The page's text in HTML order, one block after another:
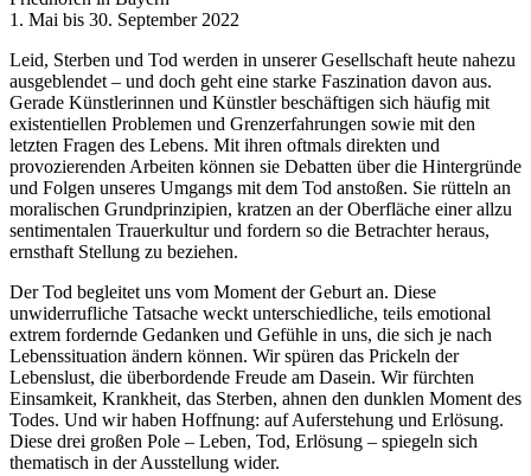
1. Mai bis 30. September 2022
Leid, Sterben und Tod werden in unserer Gesellschaft heute nahezu
ausgeblendet – und doch geht eine starke Faszination davon aus.
Gerade Künstlerinnen und Künstler beschäftigen sich häufig mit
existentiellen Problemen und Grenzerfahrungen sowie mit den
letzten Fragen des Lebens. Mit ihren oftmals direkten und
provozierenden Arbeiten können sie Debatten über die Hintergründe
und Folgen unseres Umgangs mit dem Tod anstoßen. Sie rütteln an
moralischen Grundprinzipien, kratzen an der Oberfläche einer allzu
sentimentalen Trauerkultur und fordern so die Betrachter heraus,
ernsthaft Stellung zu beziehen.
Der Tod begleitet uns vom Moment der Geburt an. Diese
unwiderrufliche Tatsache weckt unterschiedliche, teils emotional
extrem fordernde Gedanken und Gefühle in uns, die sich je nach
Lebenssituation ändern können. Wir spüren das Prickeln der
Lebenslust, die überbordende Freude am Dasein. Wir fürchten
Einsamkeit, Krankheit, das Sterben, ahnen den dunklen Moment des
Todes. Und wir haben Hoffnung: auf Auferstehung und Erlösung.
Diese drei großen Pole – Leben, Tod, Erlösung – spiegeln sich
thematisch in der Ausstellung wider.